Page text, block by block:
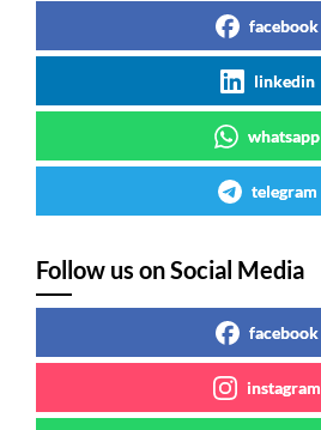
facebook
linkedin
whatsapp
telegram
Follow us on Social Media
facebook
instagram